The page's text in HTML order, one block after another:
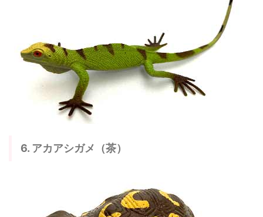
6. アカアシガメ（茶）